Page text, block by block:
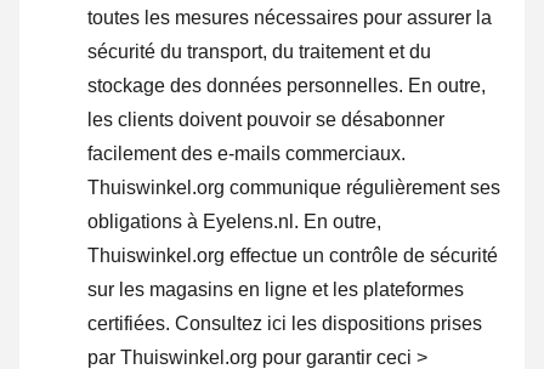
toutes les mesures nécessaires pour assurer la
sécurité du transport, du traitement et du
stockage des données personnelles. En outre,
les clients doivent pouvoir se désabonner
facilement des e-mails commerciaux.
Thuiswinkel.org communique régulièrement ses
obligations à Eyelens.nl. En outre,
Thuiswinkel.org effectue un contrôle de sécurité
sur les magasins en ligne et les plateformes
certifiées. Consultez ici les dispositions prises
par Thuiswinkel.org pour garantir ceci >